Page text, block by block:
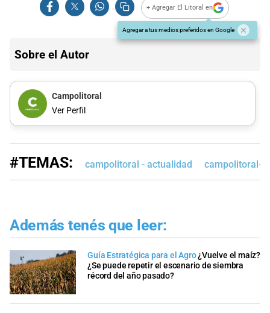
+ Agregar El Litoral en
Agregar a tus medios preferidos en Google
Sobre el Autor
Campolitoral
Ver Perfil
#TEMAS: campolitoral - actualidad campolitoral-
Además tenés que leer:
Guía Estratégica para el Agro¿Vuelve el maíz?
¿Se puede repetir el escenario de siembra
récord del año pasado?